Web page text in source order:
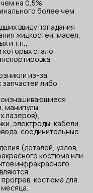
на 0,5%,
более чем
ввиду попадания
жидкостей, масел,
и т.п.;
стало
из-за
либо
манипулы
лазеров),
электроды, кабели,
соединительные
(деталей, узлов,
костюма или
инфракрасного
костюма для